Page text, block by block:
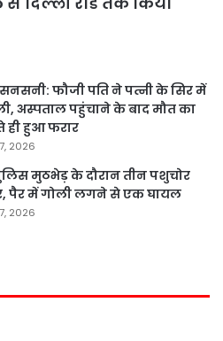
फौजी पति ने पत्नी के सिर में
अस्पताल पहुंचाने के बाद मौत का
ही हुआ फरार
2026
मुठभेड़ के दौरान तीन पशुचोर
पैर में गोली लगने से एक घायल
2026